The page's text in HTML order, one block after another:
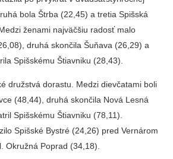
bola Štrba (22,45) a tretia Spišská
ženami najväčšiu radosť malo
druhá skončila Šuňava (26,29) a
Spišskému Štiavniku (28,43).
družstvá dorastu. Medzi dievčatami boli
(48,44), druhá skončila Nová Lesná
Spišskému Štiavniku (78,11).
Spišské Bystré (24,26) pred Vernárom
Okružná Poprad (34,18).